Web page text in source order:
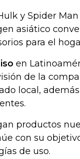
y Spider
asiático
para el
en
de la
local,
productos
con su
de uso.